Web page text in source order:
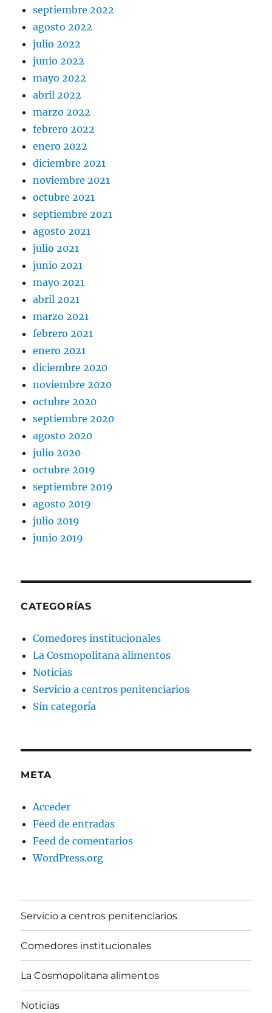
septiembre 2022
agosto 2022
julio 2022
junio 2022
mayo 2022
abril 2022
marzo 2022
febrero 2022
enero 2022
diciembre 2021
noviembre 2021
octubre 2021
septiembre 2021
agosto 2021
julio 2021
junio 2021
mayo 2021
abril 2021
marzo 2021
febrero 2021
enero 2021
diciembre 2020
noviembre 2020
octubre 2020
septiembre 2020
agosto 2020
julio 2020
octubre 2019
septiembre 2019
agosto 2019
julio 2019
junio 2019
CATEGORÍAS
Comedores institucionales
La Cosmopolitana alimentos
Noticias
Servicio a centros penitenciarios
Sin categoría
META
Acceder
Feed de entradas
Feed de comentarios
WordPress.org
Servicio a centros penitenciarios
Comedores institucionales
La Cosmopolitana alimentos
Noticias